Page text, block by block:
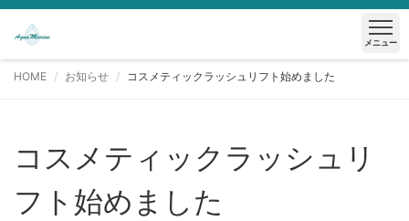
メニュー
HOME お知らせ コスメティックラッシュリフト始めました
コスメティックラッシュリ
フト始めました